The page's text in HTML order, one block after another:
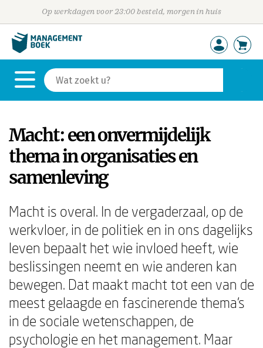
Op werkdagen voor 23:00 besteld, morgen in huis
Macht: een onvermijdelijk
thema in organisaties en
samenleving
Macht is overal. In de vergaderzaal, op de
werkvloer, in de politiek en in ons dagelijks
leven bepaalt het wie invloed heeft, wie
beslissingen neemt en wie anderen kan
bewegen. Dat maakt macht tot een van de
meest gelaagde en fascinerende thema's
in de sociale wetenschappen, de
psychologie en het management. Maar